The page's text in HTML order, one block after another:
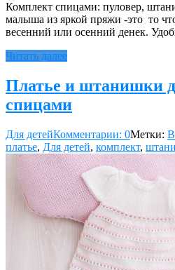
Комплект спицами: пуловер,
малыша из яркой пряжи -это то
весенний или осенний денек.
Читать далее
Платье и штанишки
спицами
Для детейКомментарии: 0Метки:
платье, Для детей, комплект,